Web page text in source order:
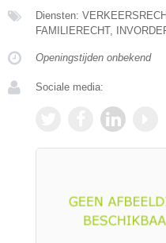
Diensten:
FAMILIERECHT,
Openingstijden onbekend
Sociale media: